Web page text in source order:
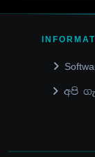
අපි